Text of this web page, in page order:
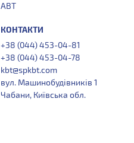
АВТ
КОНТАКТИ
+38 (044) 453-04-81
+38 (044) 453-04-78
kbt@spkbt.com
вул. Машинобудівників 1
Чабани, Київська обл.